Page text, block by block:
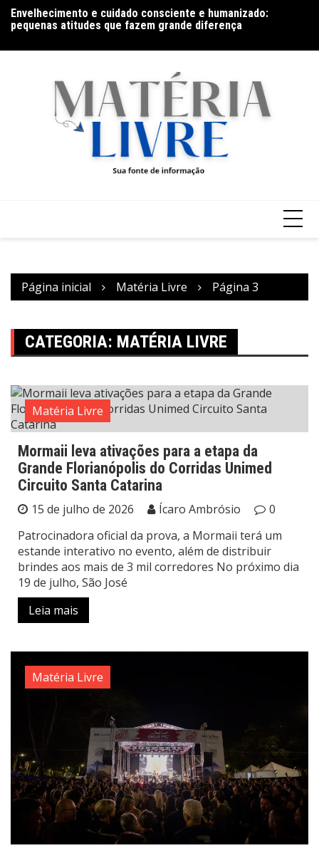
para
conteúdo
Envelhecimento e cuidado consciente e humanizado:
pequenas atitudes que fazem grande diferença
Página inicial Matéria Livre Página 3
CATEGORIA: MATÉRIA LIVRE
Matéria Livre
Mormaii leva ativações para a etapa da
Grande Florianópolis do Corridas Unimed
Circuito Santa Catarina
15 de julho de 2026 Ícaro Ambrósio
0
Patrocinadora oficial da prova, a Mormaii terá um
estande interativo no evento, além de distribuir
brindes aos mais de 3 mil corredores No próximo dia
19 de julho, São José
Leia mais
Matéria Livre